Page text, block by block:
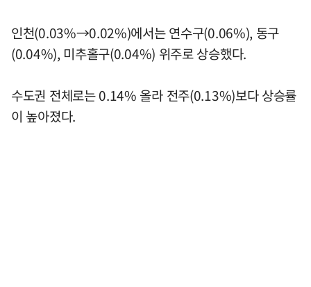
인천(0.03%→0.02%)에서는 연수구(0.06%), 동구
(0.04%), 미추홀구(0.04%) 위주로 상승했다.
수도권 전체로는 0.14% 올라 전주(0.13%)보다 상승률
이 높아졌다.